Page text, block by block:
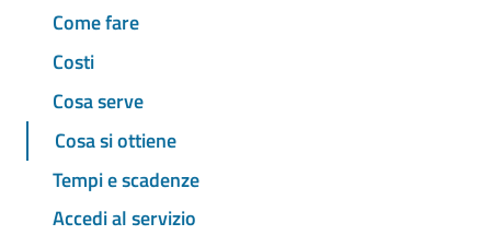
Come fare
Costi
Cosa serve
Cosa si ottiene
Tempi e scadenze
Accedi al servizio